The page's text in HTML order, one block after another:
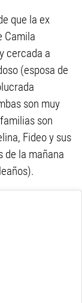
que la ex
Camila
cercada a
(esposa de
son muy
son
Fideo y sus
de la mañana